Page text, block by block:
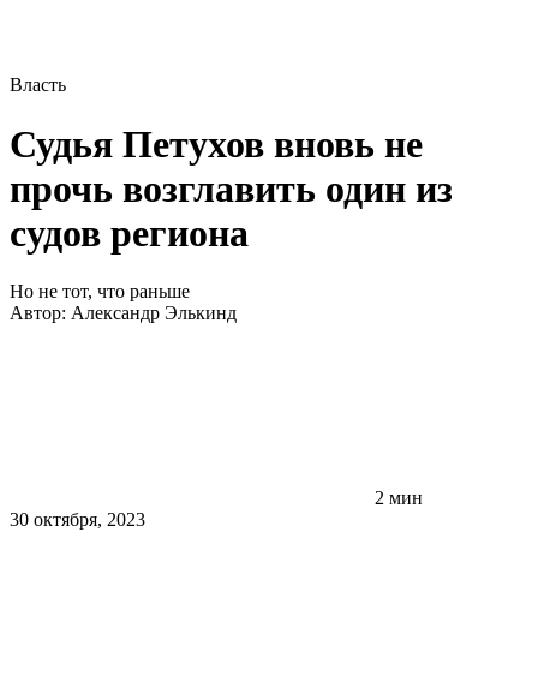
Власть
Судья Петухов вновь не
прочь возглавить один из
судов региона
Но не тот, что раньше
Автор: Александр Элькинд
2 мин
30 октября, 2023